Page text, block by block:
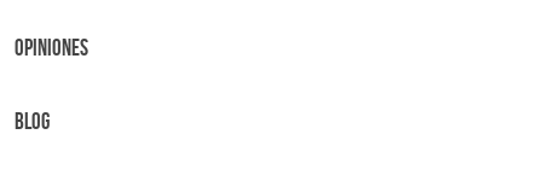
OPINIONES
BLOG